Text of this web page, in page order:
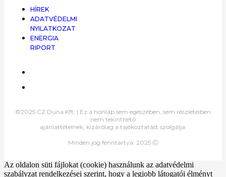
HÍREK
ADATVÉDELMI
NYILATKOZAT
ENERGIA
RIPORT
©2025 CZ Duna Kft. | Ez a honlap sem egészében, sem részleteiben
nem tekinthető
ajánlattételnek, kizárólag a tájékoztatást szolgálja.
Minden jog fenntartva. 2025 Ⓒ
Az oldalon süti fájlokat (cookie) használunk az adatvédelmi
szabályzat rendelkezései szerint, hogy a legjobb látogatói élményt